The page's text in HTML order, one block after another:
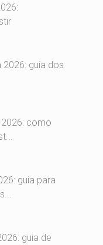
2026: guia dos
2026: como
guia para
guia de